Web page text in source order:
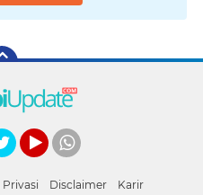
Disclaimer
Karir